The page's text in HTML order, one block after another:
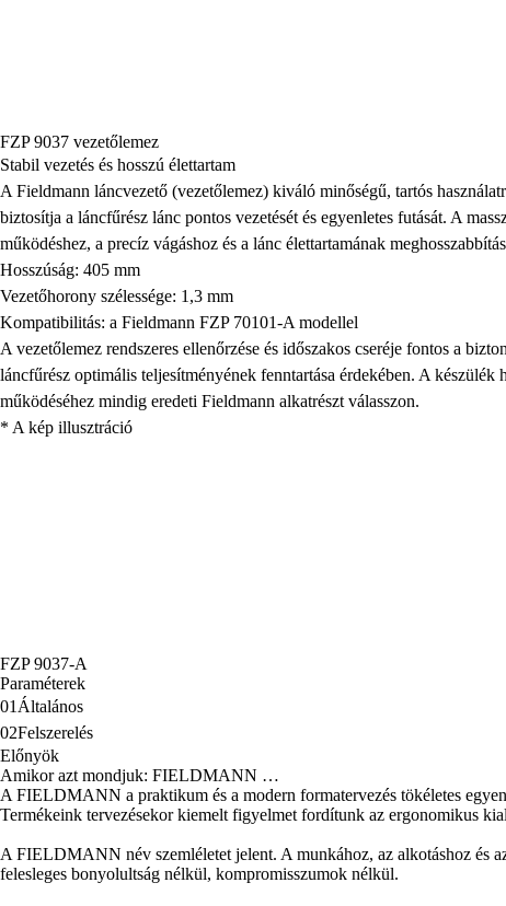
FZP 9037 vezetőlemez
Stabil vezetés és hosszú élettartam
A Fieldmann láncvezető (vezetőlemez) kiváló minőségű, tartós
biztosítja a láncfűrész lánc pontos vezetését és egyenletes futását. A
működéshez, a precíz vágáshoz és a lánc élettartamának
Hosszúság: 405 mm
Vezetőhorony szélessége: 1,3 mm
Kompatibilitás: a Fieldmann FZP 70101-A modellel
A vezetőlemez rendszeres ellenőrzése és időszakos cseréje fontos a
láncfűrész optimális teljesítményének fenntartása érdekében. A készülék
működéséhez mindig eredeti Fieldmann alkatrészt válasszon.
* A kép illusztráció
FZP 9037-A
Paraméterek
01 Általános
02Felszerelés
Előnyök
Amikor azt mondjuk: FIELDMANN …
A FIELDMANN a praktikum és a modern formatervezés tökéletes
Termékeink tervezésekor kiemelt figyelmet fordítunk az ergonomikus
A FIELDMANN név szemléletet jelent. A munkához, az alkotáshoz és
felesleges bonyolultság nélkül, kompromisszumok nélkül.